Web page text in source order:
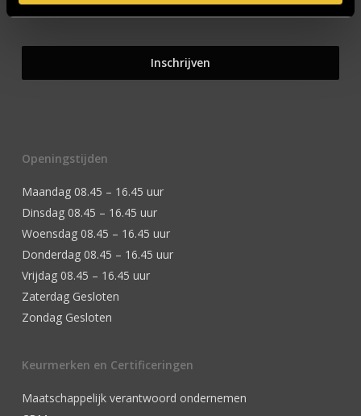
Openingstijden
Maandag 08.45 – 16.45 uur
Dinsdag 08.45 – 16.45 uur
Woensdag 08.45 – 16.45 uur
Donderdag 08.45 – 16.45 uur
Vrijdag 08.45 – 16.45 uur
Zaterdag Gesloten
Zondag Gesloten
Keurmerken en Certificeringen
Maatschappelijk verantwoord ondernemen